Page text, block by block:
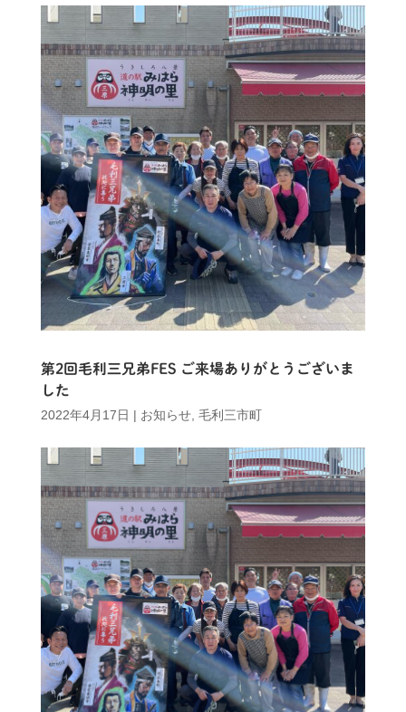
第2回毛利三兄弟FES ご来場ありがとうございま
した
2022年4月17日 | お知らせ, 毛利三市町